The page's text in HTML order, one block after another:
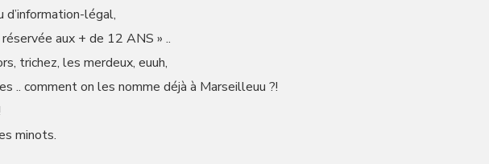
d’information-légal,
aux + de 12 ANS » ..
trichez, les merdeux, euuh,
.. comment on les nomme déjà à Marseilleuu ?!
minots.